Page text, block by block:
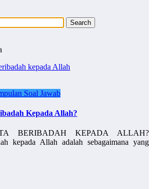
Soal Jawab
Kepada Allah?
BERIBADAH KEPADA ALLAH?⁣
kepada Allah adalah sebagaimana yang